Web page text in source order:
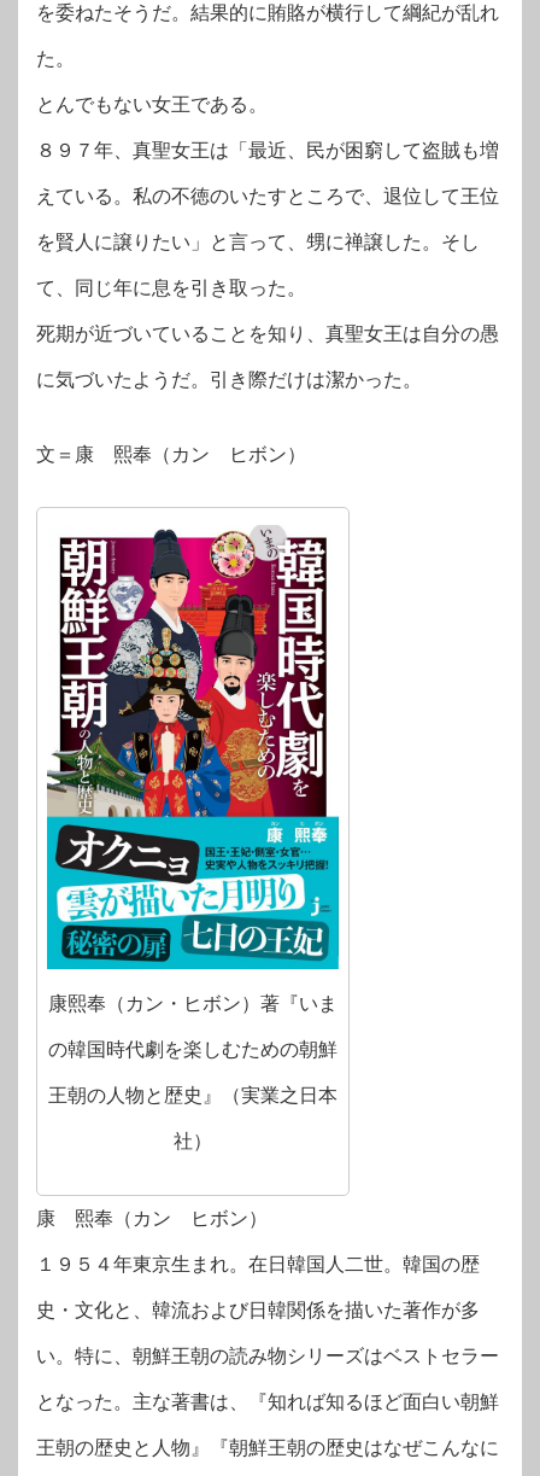
を委ねたそうだ。結果的に賄賂が横行して綱紀が乱れ
た。
とんでもない女王である。
８９７年、真聖女王は「最近、民が困窮して盗賊も増
えている。私の不徳のいたすところで、退位して王位
を賢人に譲りたい」と言って、甥に禅譲した。そし
て、同じ年に息を引き取った。
死期が近づいていることを知り、真聖女王は自分の愚
に気づいたようだ。引き際だけは潔かった。
文＝康 熙奉（カン ヒボン）
康熙奉（カン・ヒボン）著『いま
の韓国時代劇を楽しむための朝鮮
王朝の人物と歴史』（実業之日本
社）
康 熙奉（カン ヒボン）
１９５４年東京生まれ。在日韓国人二世。韓国の歴
史・文化と、韓流および日韓関係を描いた著作が多
い。特に、朝鮮王朝の読み物シリーズはベストセラー
となった。主な著書は、『知れば知るほど面白い朝鮮
王朝の歴史と人物』『朝鮮王朝の歴史はなぜこんなに